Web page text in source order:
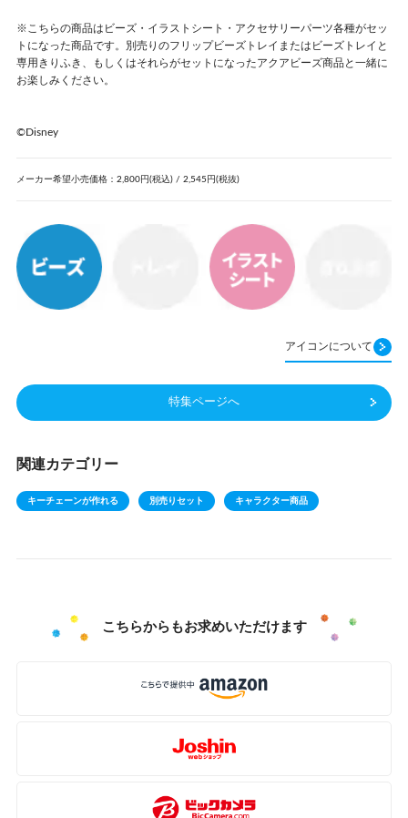
※こちらの商品はビーズ・イラストシート・アクセサリーパーツ各種がセッ
トになった商品です。別売りのフリップビーズトレイまたはビーズトレイと
専用きりふき、もしくはそれらがセットになったアクアビーズ商品と一緒に
お楽しみください。
©Disney
メーカー希望小売価格：2,800円(税込) / 2,545円(税抜)
アイコンについて
特集ページへ
関連カテゴリー
キーチェーンが作れる 別売りセット キャラクター商品
こちらからもお求めいただけます